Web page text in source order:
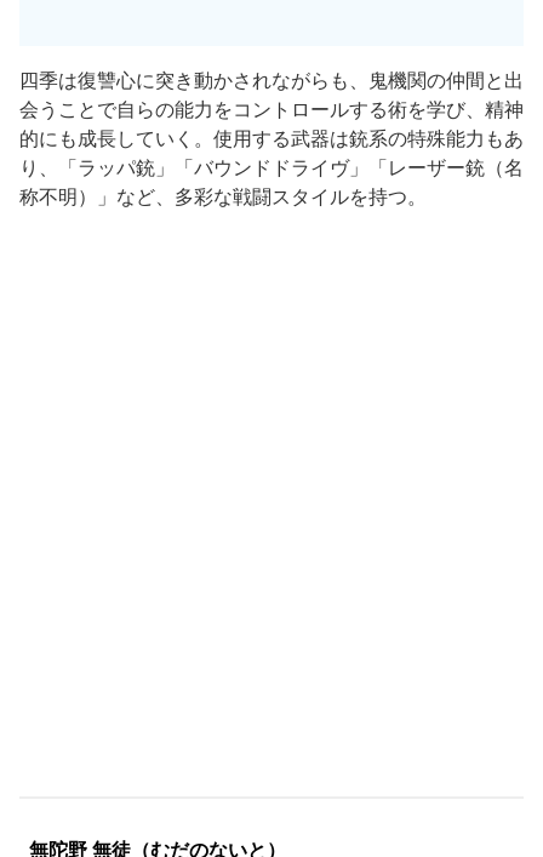
四季は復讐心に突き動かされながらも、鬼機関の仲間と出
会うことで自らの能力をコントロールする術を学び、精神
的にも成長していく。使用する武器は銃系の特殊能力もあ
り、「ラッパ銃」「バウンドドライヴ」「レーザー銃（名
称不明）」など、多彩な戦闘スタイルを持つ。
無陀野 無徒（むだのないと）